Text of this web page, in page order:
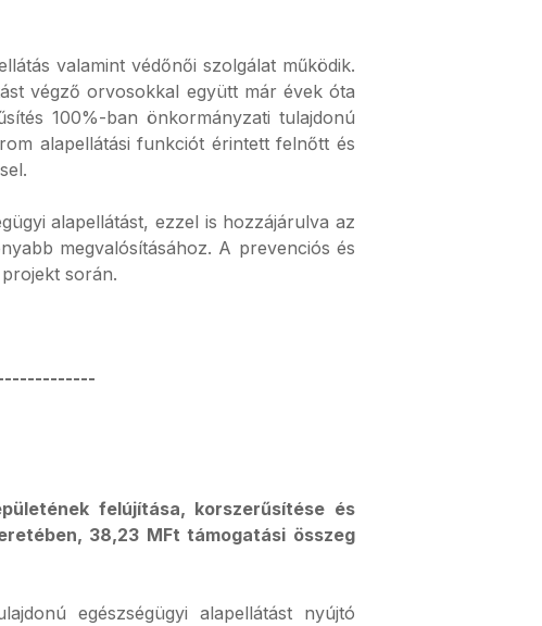
valamint védőnői szolgálat működik.
végző orvosokkal együtt már évek óta
100%-ban önkormányzati tulajdonú
alapellátási funkciót érintett felnőtt és
alapellátást, ezzel is hozzájárulva az
megvalósításához. A prevenciós és
során.
felújítása, korszerűsítése és
38,23 MFt támogatási összeg
egészségügyi alapellátást nyújtó